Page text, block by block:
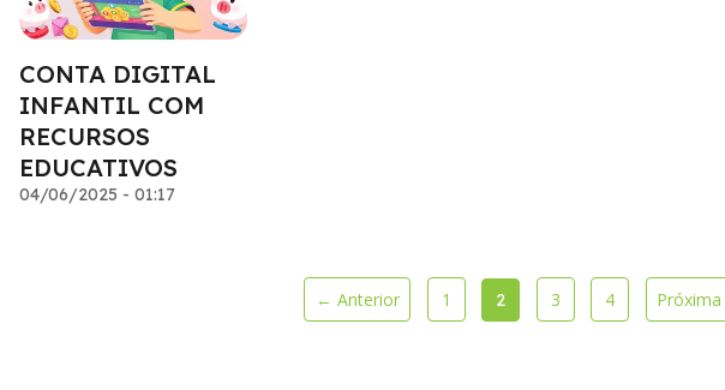
CONTA DIGITAL
INFANTIL COM
RECURSOS
EDUCATIVOS
04/06/2025 - 01:17
← Anterior 1 2 3 4